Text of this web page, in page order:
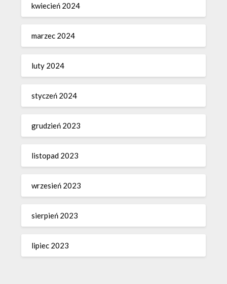
kwiecień 2024
marzec 2024
luty 2024
styczeń 2024
grudzień 2023
listopad 2023
wrzesień 2023
sierpień 2023
lipiec 2023